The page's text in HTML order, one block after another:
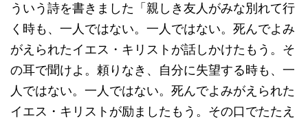
ういう詩を書きました「親しき友人がみな別れて行
く時も、一人ではない。一人ではない。死んでよみ
がえられたイエス・キリストが話しかけたもう。そ
の耳で聞けよ。頼りなき、自分に失望する時も、一
人ではない。一人ではない。死んでよみがえられた
イエス・キリストが励ましたもう。その口でたたえ